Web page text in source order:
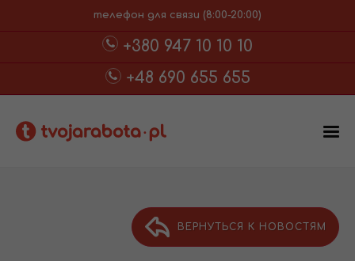
телефон для связи (8:00-20:00)
+380 947 10 10 10
+48 690 655 655
ВЕРНУТЬСЯ К НОВОСТЯМ